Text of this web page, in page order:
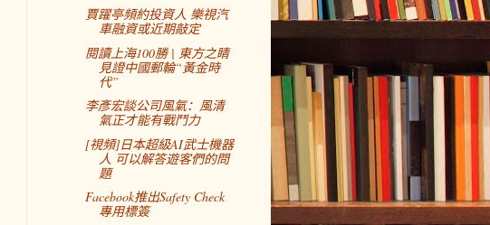
賈躍亭頻約投資人 樂視汽
車融資或近期敲定
閱讀上海100勝 | 東方之睛
見證中國郵輪“黃金時
代”
李彥宏談公司風氣：風清
氣正才能有戰鬥力
[視頻]日本超級AI武士機器
人 可以解答遊客們的問
題
Facebook推出Safety Check
專用標簽